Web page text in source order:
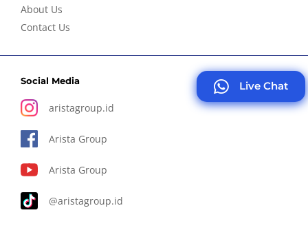
About Us
Contact Us
Social Media
aristagroup.id
Arista Group
Arista Group
@aristagroup.id
Live Chat